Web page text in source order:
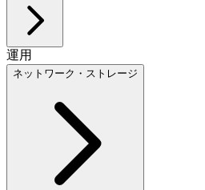
運用
ネットワーク・ストレージ